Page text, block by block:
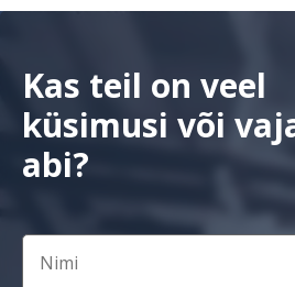
Kas teil on veel
küsimusi või
abi?